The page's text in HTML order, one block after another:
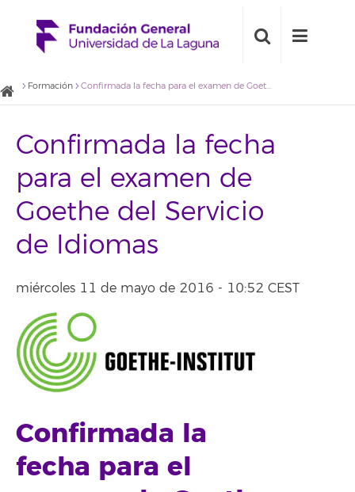
Formación Confirmada la fecha para el examen de Goethe del Servicio de Idiomas
Confirmada la fecha
para el examen de
Goethe del Servicio
de Idiomas
miércoles 11 de mayo de 2016 - 10:52 CEST
Confirmada la
fecha para el